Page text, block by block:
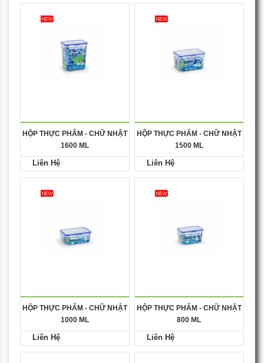
HỘP THỰC PHẨM - CHỮ NHẬT
1600 ML
Liên Hệ
HỘP THỰC PHẨM - CHỮ NHẬT
1500 ML
Liên Hệ
HỘP THỰC PHẨM - CHỮ NHẬT
1000 ML
Liên Hệ
HỘP THỰC PHẨM - CHỮ NHẬT
800 ML
Liên Hệ